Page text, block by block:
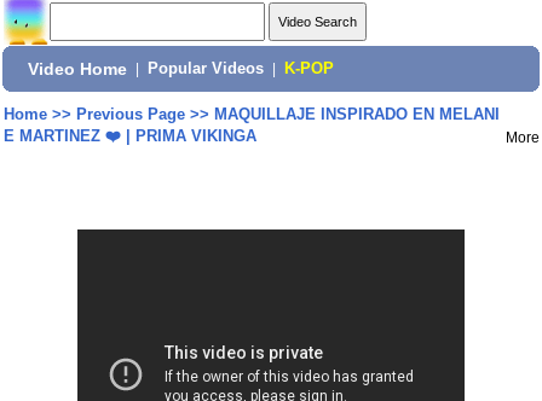
Video Home Popular Videos K-POP
Home>> Previous Page>> MAQUILLAJE INSPIRADO EN MELANI
E MARTINEZ ❤️ | PRIMA VIKINGA
More